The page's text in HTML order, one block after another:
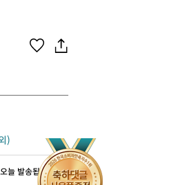
)
늘 발송됩니다.